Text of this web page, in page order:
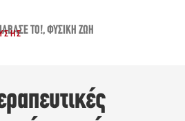
ΤΟ!,ΦΥΣΙΚΉ ΖΩΉ